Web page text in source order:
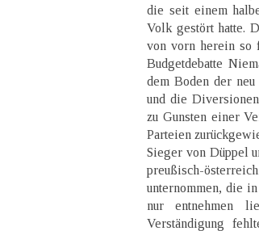
die seit einem
Volk gestört hatte.
von vorn herein so
Budgetdebatte
dem Boden der
und die
zu Gunsten einer
Parteien
Sieger von Düppel
preußisch-
unternommen, die
nur entnehmen
Verständigung